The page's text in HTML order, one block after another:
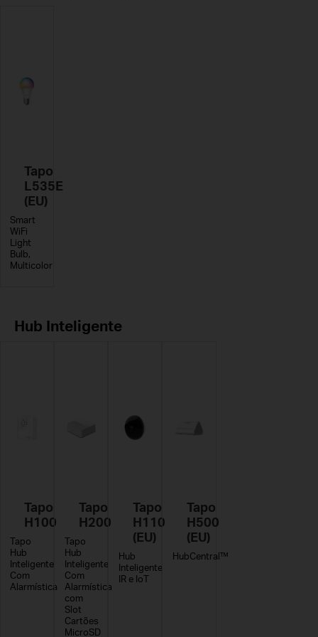
Tapo
L535E
(EU)
Smart
WiFi
Light
Bulb,
Multicolor
Hub Inteligente
Tapo
H100
Tapo
Hub
Inteligente
Com
Alarmística
Tapo
H200
Tapo
Hub
Inteligente
Com
Alarmística
com
Slot
Cartões
MicroSD
Tapo
H110
(EU)
Hub
Inteligente
IR e IoT
Tapo
H500
(EU)
HubCentral™